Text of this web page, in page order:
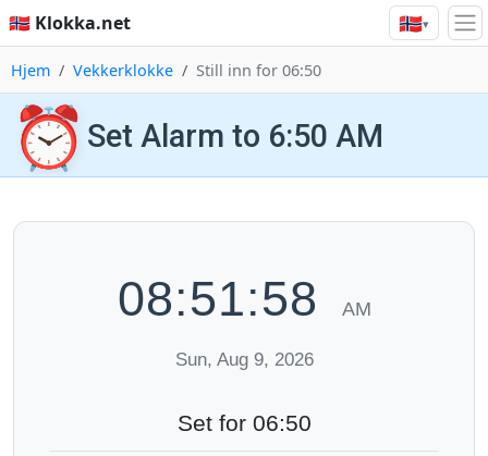
🇳🇴 Klokka.net 🇳🇴▾
Hjem Vekkerklokke Still inn for 06:50
⏰ Set Alarm to 6:50 AM
08:51:59 AM
Sun, Aug 9, 2026
Set for 06:50